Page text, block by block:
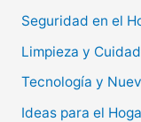
Seguridad en el
Limpieza y
Tecnología y
Ideas para el